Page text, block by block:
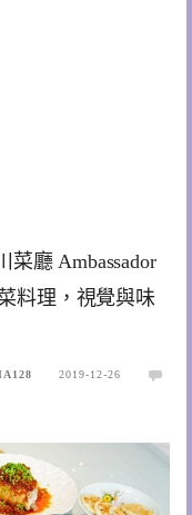
菜廳 Ambassador
料理，視覺與味
2019-12-26